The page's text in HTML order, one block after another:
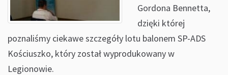
Gordona Bennetta,
dzięki której
poznaliśmy ciekawe szczegóły lotu balonem SP-ADS
Kościuszko, który został wyprodukowany w
Legionowie.